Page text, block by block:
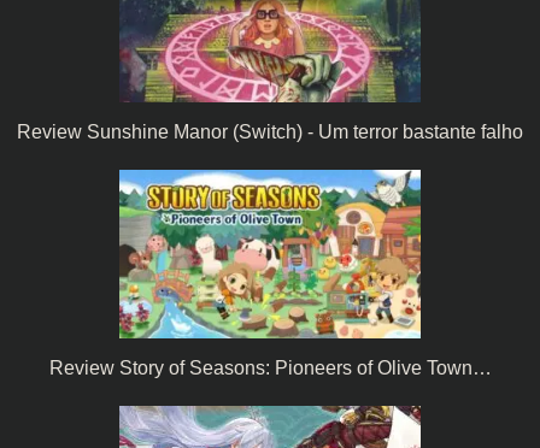
Review Sunshine Manor (Switch) - Um terror bastante falho
Review Story of Seasons: Pioneers of Olive Town…